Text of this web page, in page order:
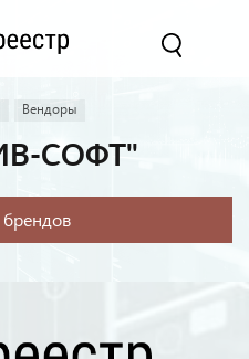
Вендоры
СОФТ"
брендов